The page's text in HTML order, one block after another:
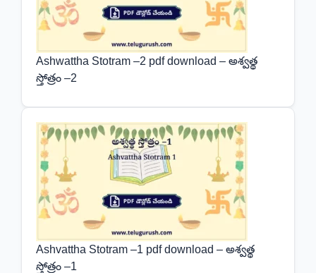
Ashwattha Stotram –2 pdf download – అశ్వత్థ
స్తోత్రం –2
Ashvattha Stotram –1 pdf download – అశ్వత్థ
స్తోత్రం –1